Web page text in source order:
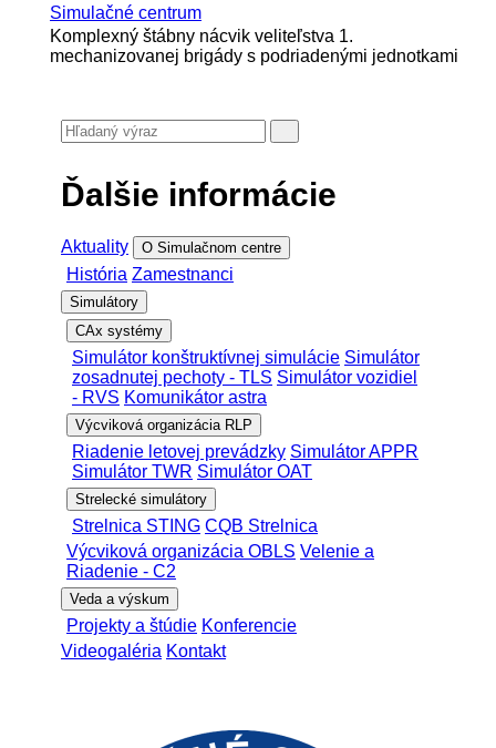
Simulačné centrum
Komplexný štábny nácvik veliteľstva 1.
mechanizovanej brigády s podriadenými jednotkami
Ďalšie informácie
Aktuality O Simulačnom centre
História Zamestnanci
Simulátory
CAx systémy
Simulátor konštruktívnej simulácie Simulátor
zosadnutej pechoty - TLS Simulátor vozidiel
- RVS Komunikátor astra
Výcviková organizácia RLP
Riadenie letovej prevádzky Simulátor APPR
Simulátor TWR Simulátor OAT
Strelecké simulátory
Strelnica STING CQB Strelnica
Výcviková organizácia OBLS Velenie a
Riadenie - C2
Veda a výskum
Projekty a štúdie Konferencie
Videogaléria Kontakt